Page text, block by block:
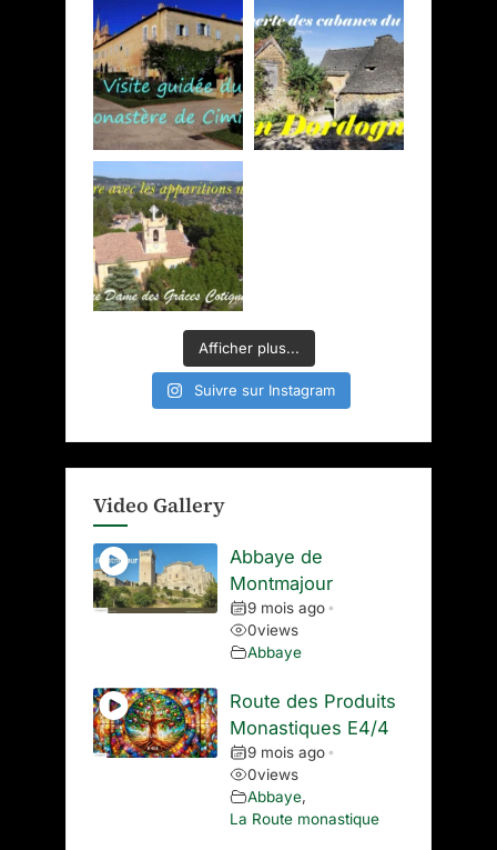
Afficher plus...
Suivre sur Instagram
Video Gallery
Abbaye de
Montmajour
9 mois ago •
0views
Abbaye
Route des Produits
Monastiques E4/4
9 mois ago •
0views
Abbaye,
La Route monastique